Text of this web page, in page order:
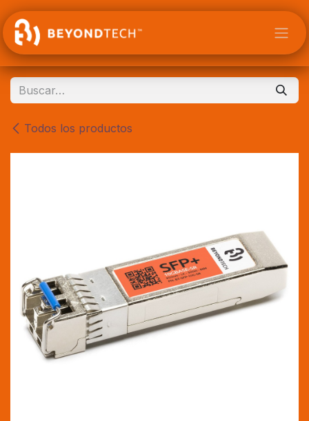
Ir al contenido
Todos los productos